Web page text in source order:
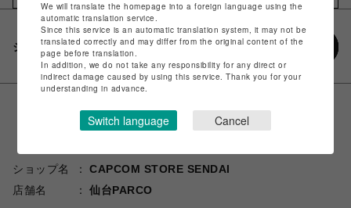
シェアする
ショップ名
CAPCOM STORE SENDAI
店舗名
仙台PARCO
We will translate the homepage into a foreign language using the
automatic translation service.
Since this service is an automatic translation system, it may not be
translated correctly and may differ from the original content of the
page before translation.
In addition, we do not take any responsibility for any direct or
indirect damage caused by using this service. Thank you for your
understanding in advance.
Switch language Cancel